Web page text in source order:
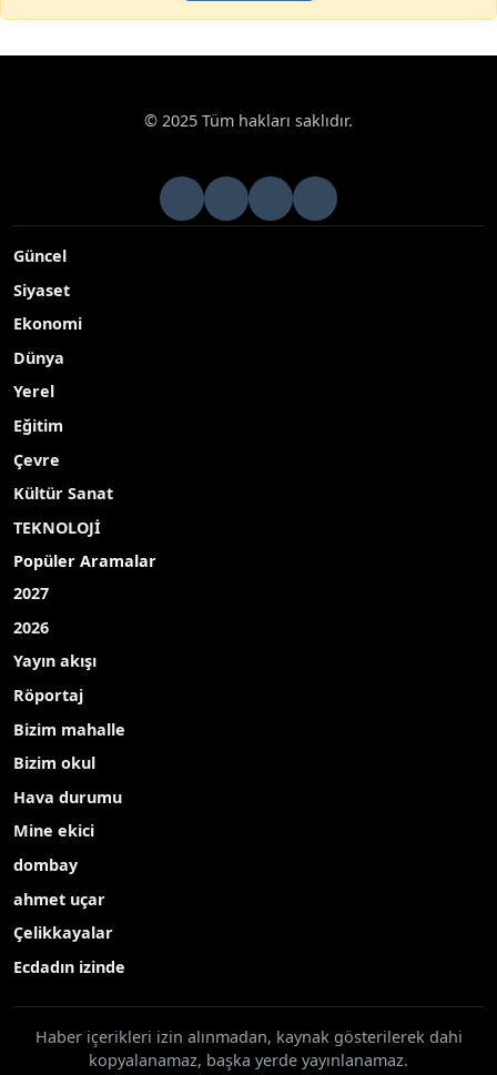
© 2025 Tüm hakları saklıdır.
Güncel
Siyaset
Ekonomi
Dünya
Yerel
Eğitim
Çevre
Kültür Sanat
TEKNOLOJİ
Popüler Aramalar
2027
2026
Yayın akışı
Röportaj
Bizim mahalle
Bizim okul
Hava durumu
Mine ekici
dombay
ahmet uçar
Çelikkayalar
Ecdadın izinde
Haber içerikleri izin alınmadan, kaynak gösterilerek dahi
kopyalanamaz, başka yerde yayınlanamaz.